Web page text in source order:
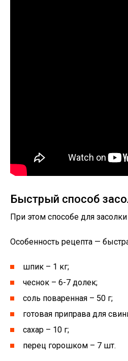
Быстрый способ
При этом способе для
Особенность рецепта —
шпик – 1 кг;
чеснок – 6-7 долек;
соль поваренная – 50 г;
готовая приправа для
сахар – 10 г;
перец горошком – 7 шт.